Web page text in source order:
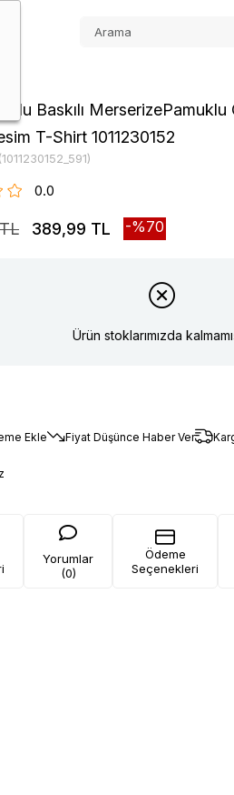
Kollu Baskılı
T-Shirt 1011230152
(1011230152_591)
0.0
389,99 TL 70
Ürün stoklarımızda
Ekle Fiyat Düşünce Haber Ver
Yorumlar
(0)
Ödeme
Seçenekleri